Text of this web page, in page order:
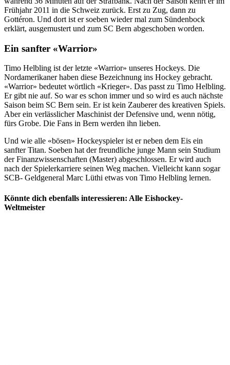
Frühjahr 2011 in die Schweiz zurück. Erst zu Zug, dann zu
Gottéron. Und dort ist er soeben wieder mal zum Sündenbock
erklärt, ausgemustert und zum SC Bern abgeschoben worden.
Ein sanfter «Warrior»
Timo Helbling ist der letzte «Warrior» unseres Hockeys. Die
Nordamerikaner haben diese Bezeichnung ins Hockey gebracht.
«Warrior» bedeutet wörtlich «Krieger». Das passt zu Timo Helbling.
Er gibt nie auf. So war es schon immer und so wird es auch nächste
Saison beim SC Bern sein. Er ist kein Zauberer des kreativen Spiels.
Aber ein verlässlicher Maschinist der Defensive und, wenn nötig,
fürs Grobe. Die Fans in Bern werden ihn lieben.
Und wie alle «bösen» Hockeyspieler ist er neben dem Eis ein
sanfter Titan. Soeben hat der freundliche junge Mann sein Studium
der Finanzwissenschaften (Master) abgeschlossen. Er wird auch
nach der Spielerkarriere seinen Weg machen. Vielleicht kann sogar
SCB- Geldgeneral Marc Lüthi etwas von Timo Helbling lernen.
Könnte dich ebenfalls interessieren: Alle Eishockey-
Weltmeister